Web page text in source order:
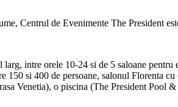
Centrul de Evenimente The President
intre orele 10-24 si de 5 saloane
150 si 400 de persoane, salonul Florenta
Venetia), o piscina (The President Pool